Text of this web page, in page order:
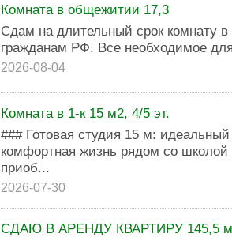
Комната в общежитии 17,3
Сдам на длительный срок комнату
гражданам РФ. Все необходимое
2026-08-04
Комната в 1-к 15 м2, 4/5 эт.
### Готовая студия 15 м:
комфортная жизнь рядом со
приоб...
2026-07-30
СДАЮ В АРЕНДУ КВАРТИРУ 145,5